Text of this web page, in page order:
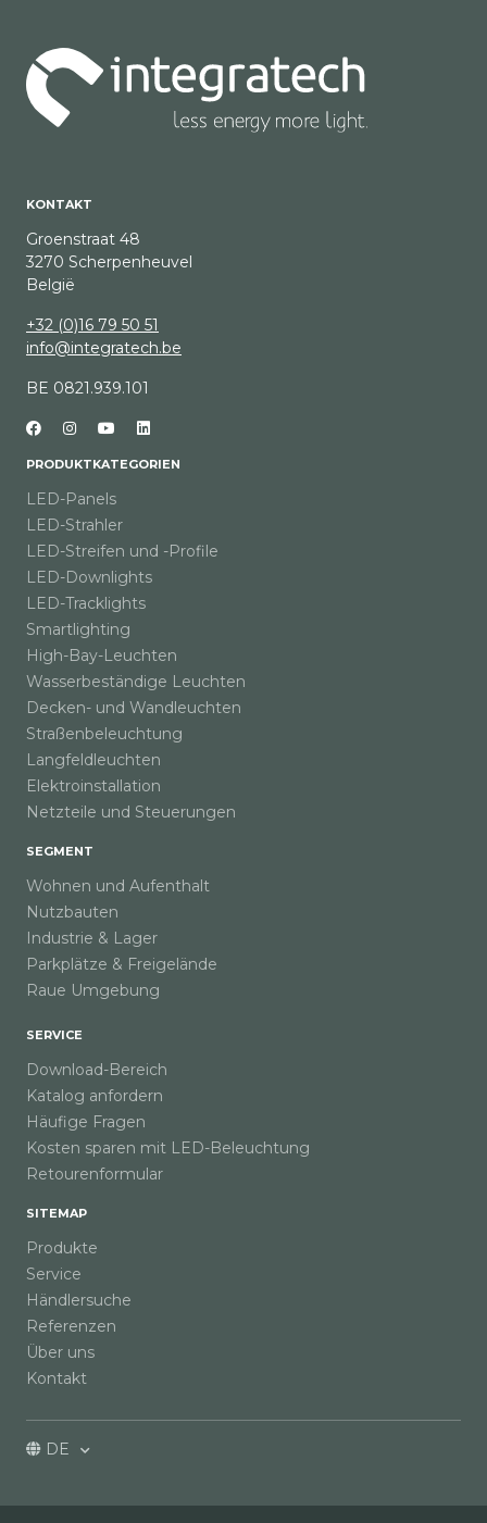
KONTAKT
Groenstraat 48
3270 Scherpenheuvel
België
+32 (0)16 79 50 51
info@integratech.be
BE 0821.939.101
PRODUKTKATEGORIEN
LED-Panels
LED-Strahler
LED-Streifen und -Profile
LED-Downlights
LED-Tracklights
Smartlighting
High-Bay-Leuchten
Wasserbeständige Leuchten
Decken- und Wandleuchten
Straßenbeleuchtung
Langfeldleuchten
Elektroinstallation
Netzteile und Steuerungen
SEGMENT
Wohnen und Aufenthalt
Nutzbauten
Industrie & Lager
Parkplätze & Freigelände
Raue Umgebung
SERVICE
Download-Bereich
Katalog anfordern
Häufige Fragen
Kosten sparen mit LED-Beleuchtung
Retourenformular
SITEMAP
Produkte
Service
Händlersuche
Referenzen
Über uns
Kontakt
DE